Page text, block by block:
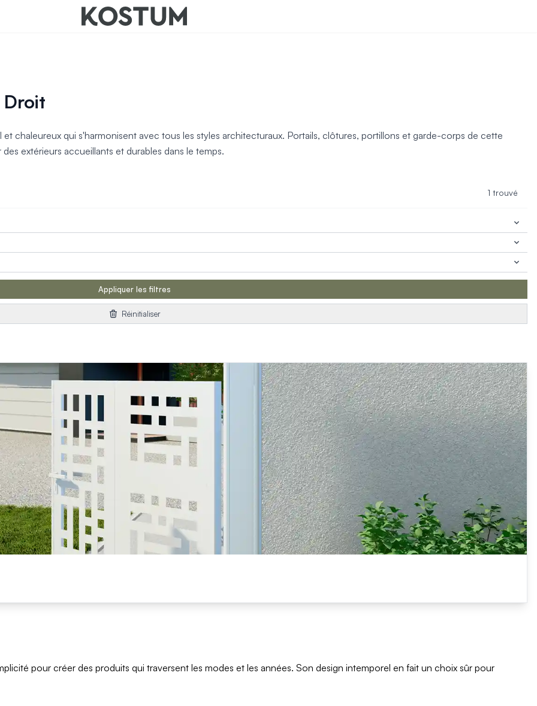
et pare-vent
extérieurs
et PAC
chaleureux qui s'harmonisent avec tous les styles architecturaux. Portails, clôtures, portillons et garde-corps de cette
extérieurs accueillants et durables dans le temps.
1 trouvé
Appliquer les filtres
Réinitialiser
pour créer des produits qui traversent les modes et les années. Son design intemporel en fait un choix sûr pour